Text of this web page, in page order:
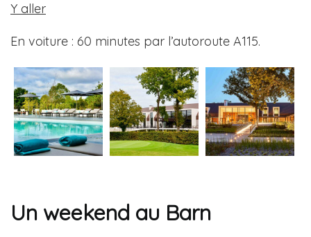
Y aller
En voiture : 60 minutes par l’autoroute A115.
Un weekend au Barn